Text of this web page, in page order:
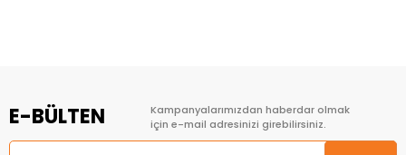
E-BÜLTEN
Kampanyalarımızdan haberdar olmak
için e-mail adresinizi girebilirsiniz.